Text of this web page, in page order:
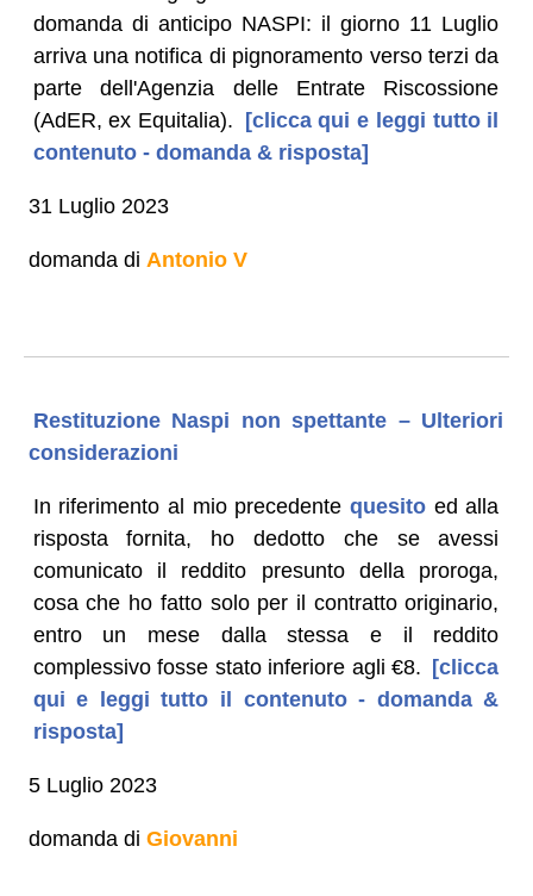
domanda di anticipo NASPI: il giorno 11 Luglio
arriva una notifica di pignoramento verso terzi da
parte dell'Agenzia delle Entrate Riscossione
(AdER, ex Equitalia). [clicca qui e leggi tutto il
contenuto - domanda & risposta]
31 Luglio 2023
domanda di Antonio V
Restituzione Naspi non spettante – Ulteriori
considerazioni
In riferimento al mio precedente quesito ed alla
risposta fornita, ho dedotto che se avessi
comunicato il reddito presunto della proroga,
cosa che ho fatto solo per il contratto originario,
entro un mese dalla stessa e il reddito
complessivo fosse stato inferiore agli €8. [clicca
qui e leggi tutto il contenuto - domanda &
risposta]
5 Luglio 2023
domanda di Giovanni